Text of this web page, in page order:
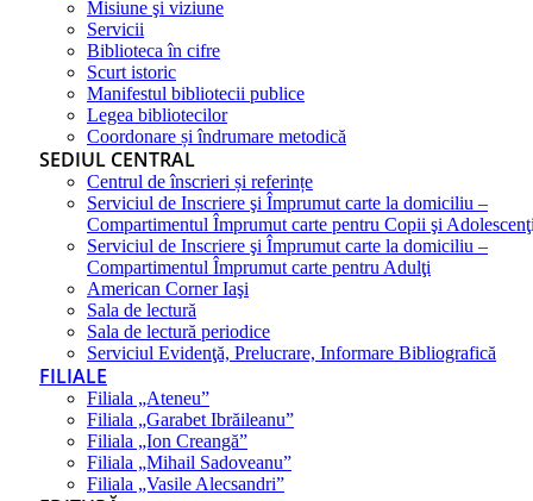
Misiune şi viziune
Servicii
Biblioteca în cifre
Scurt istoric
Manifestul bibliotecii publice
Legea bibliotecilor
Coordonare și îndrumare metodică
SEDIUL CENTRAL
Centrul de înscrieri și referințe
Serviciul de Inscriere şi Împrumut carte la domiciliu –
Compartimentul Împrumut carte pentru Copii şi
Serviciul de Inscriere şi Împrumut carte la domiciliu –
Compartimentul Împrumut carte pentru Adulţi
American Corner Iaşi
Sala de lectură
Sala de lectură periodice
Serviciul Evidenţă, Prelucrare, Informare Bibliografică
FILIALE
Filiala „Ateneu”
Filiala „Garabet Ibrăileanu”
Filiala „Ion Creangă”
Filiala „Mihail Sadoveanu”
Filiala „Vasile Alecsandri”